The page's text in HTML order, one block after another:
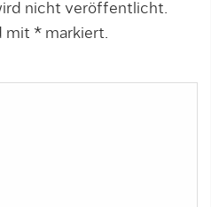
nicht veröffentlicht.
mit * markiert.